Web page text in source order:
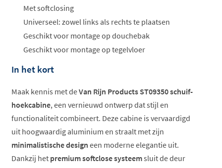
Met softclosing
Universeel: zowel links als rechts te plaatsen
Geschikt voor montage op douchebak
Geschikt voor montage op tegelvloer
In het kort
Maak kennis met deVan Rijn Products ST09350 schuif-
hoekcabine, een vernieuwd ontwerp dat stijl en
functionaliteit combineert. Deze cabine is vervaardigd
uit hoogwaardig aluminium en straalt met zijn
minimalistische design een moderne elegantie uit.
Dankzij het premium softclose systeemsluit de deur